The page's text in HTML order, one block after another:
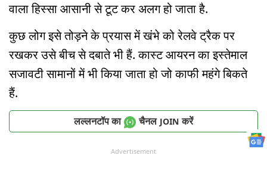
वाला हिस्सा आसानी से टूट कर अलग हो जाता है.
कुछ लोग इसे तोड़ने के प्रयास में खंभे को रेलवे ट्रैक पर
रखकर उसे बीच से दबाते भी हैं. कास्ट आयरन का इस्तेमाल
सजावटी सामानों में भी किया जाता हो जो काफी महंगे बिकते
हैं.
लल्लनटॉप का चैनल JOIN करें
Advertisement